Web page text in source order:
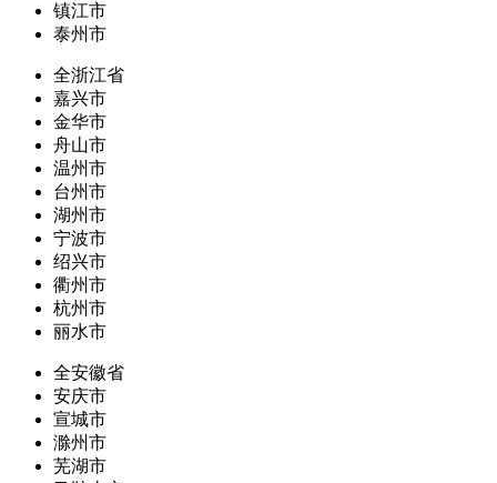
镇江市
泰州市
全浙江省
嘉兴市
金华市
舟山市
温州市
台州市
湖州市
宁波市
绍兴市
衢州市
杭州市
丽水市
全安徽省
安庆市
宣城市
滁州市
芜湖市